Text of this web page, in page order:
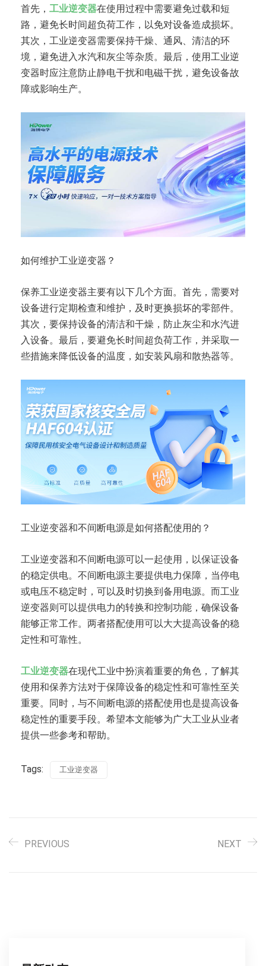
首先， 工业逆变器在使用过程中需要避免过载和短
路，避免长时间超负荷工作，以免对设备造成损坏。
其次，工业逆变器需要保持干燥、通风、清洁的环
境，避免进入水汽和灰尘等杂质。最后，使用工业逆
变器时应注意防止静电干扰和电磁干扰，避免设备故
障或影响生产。
如何维护工业逆变器？
保养工业逆变器主要有以下几个方面。首先，需要对
设备进行定期检查和维护，及时更换损坏的零部件。
其次，要保持设备的清洁和干燥，防止灰尘和水汽进
入设备。最后，要避免长时间超负荷工作，并采取一
些措施来降低设备的温度，如安装风扇和散热器等。
工业逆变器和不间断电源是如何搭配使用的？
工业逆变器和不间断电源可以一起使用，以保证设备
的稳定供电。不间断电源主要提供电力保障，当停电
或电压不稳定时，可以及时切换到备用电源。而工业
逆变器则可以提供电力的转换和控制功能，确保设备
能够正常工作。两者搭配使用可以大大提高设备的稳
定性和可靠性。
工业逆变器在现代工业中扮演着重要的角色，了解其
使用和保养方法对于保障设备的稳定性和可靠性至关
重要。同时，与不间断电源的搭配使用也是提高设备
稳定性的重要手段。希望本文能够为广大工业从业者
提供一些参考和帮助。
Tags: 工业逆变器
PREVIOUS NEXT